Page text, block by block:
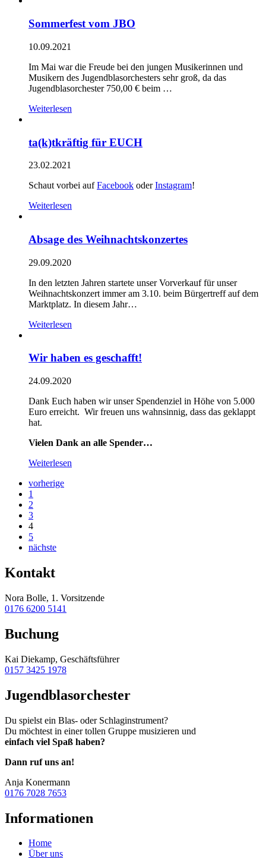
Sommerfest vom JBO
10.09.2021
Im Mai war die Freude bei den jungen Musikerinnen und
Musikern des Jugendblasorchesters sehr groß, da das
Jugendblasorchester 750,00 € beim …
Weiterlesen
ta(k)tkräftig für EUCH
23.02.2021
Schaut vorbei aufFacebook oderInstagram!
Weiterlesen
Absage des Weihnachtskonzertes
29.09.2020
In den letzten Jahren startete unser Vorverkauf für unser
Weihnachtskonzert immer am 3.10. beim Bürgertreff auf dem
Marktplatz. In diesem Jahr…
Weiterlesen
Wir haben es geschafft!
24.09.2020
Dank Euch haben wir unser Spendenziel in Höhe von 5.000
Euro erreicht. Wir freuen uns wahnsinnig, dass das geklappt
hat.
Vielen Dank an alle Spender…
Weiterlesen
vorherige
1
2
3
4
5
nächste
Kontakt
Nora Bolle, 1. Vorsitzende
0176 6200 5141
Buchung
Kai Diekamp, Geschäftsführer
0157 3425 1978
Jugendblasorchester
Du spielst ein Blas- oder Schlaginstrument?
Du möchtest in einer tollen Gruppe musizieren und
einfach viel Spaß haben?
Dann ruf uns an!
Anja Konermann
0176 7028 7653
Informationen
Home
Über uns